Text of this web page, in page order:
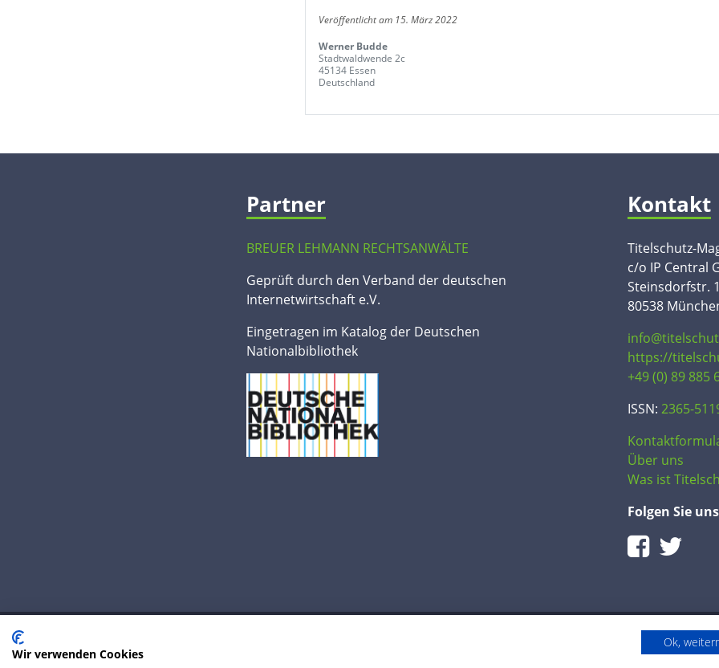
Veröffentlicht am 15. März 2022
Werner Budde
Stadtwaldwende 2c
45134 Essen
Deutschland
Partner
BREUER LEHMANN RECHTSANWÄLTE
Geprüft durch den Verband der deutschen
Internetwirtschaft e.V.
Eingetragen im Katalog der Deutschen
Nationalbibliothek
Kontakt
Titelschutz-
c/o IP Central
Steinsdorfstr.
80538
https://
+49 (0) 89 885
ISSN: 2365-
Über uns
Was ist
Folgen Sie uns
© 2020 IP Central GmbH
Wir verwenden Cookies
Ok,